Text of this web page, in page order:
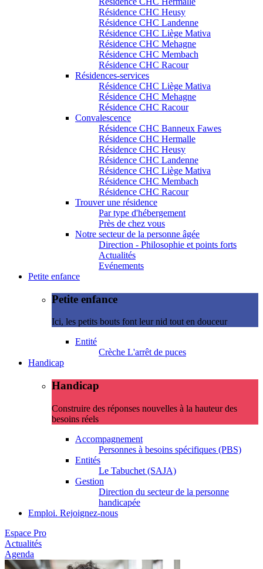
Résidence CHC Heusy
Résidence CHC Landenne
Résidence CHC Liège Mativa
Résidence CHC Mehagne
Résidence CHC Membach
Résidence CHC Racour
Résidences-services
Résidence CHC Liège Mativa
Résidence CHC Mehagne
Résidence CHC Racour
Convalescence
Résidence CHC Banneux Fawes
Résidence CHC Hermalle
Résidence CHC Heusy
Résidence CHC Landenne
Résidence CHC Liège Mativa
Résidence CHC Membach
Résidence CHC Racour
Trouver une résidence
Par type d'hébergement
Près de chez vous
Notre secteur de la personne âgée
Direction - Philosophie et points forts
Actualités
Evénements
Petite enfance
Petite enfance
Ici, les petits bouts font leur nid tout en douceur
Entité
Crèche L'arrêt de puces
Handicap
Handicap
Construire des réponses nouvelles à la hauteur des
besoins réels
Accompagnement
Personnes à besoins spécifiques (PBS)
Entités
Le Tabuchet (SAJA)
Gestion
Direction du secteur de la personne
handicapée
Emploi. Rejoignez-nous
Espace Pro
Actualités
Agenda